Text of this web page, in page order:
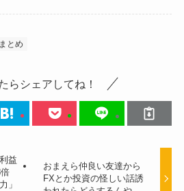
とめ
らシェアしてね！
益
」
おまえら仲良い友達から
FXとか投資の怪しい話誘